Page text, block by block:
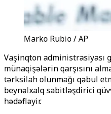
Marko Rubio / AP
Vaşinqton administrasiyası
münaqişələrin qarşısını
tərksilah olunmağı qəbul
beynəlxalq sabitləşdirici
hədəfləyir.